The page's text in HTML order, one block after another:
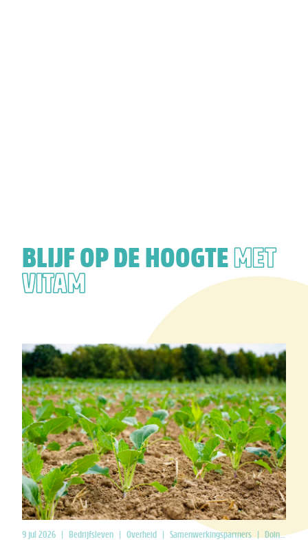
BLIJF OP DE HOOGTEMET
VITAM
9 jul 2026 | Bedrijfsleven | Overheid | Samenwerkingspartners | Doing Good